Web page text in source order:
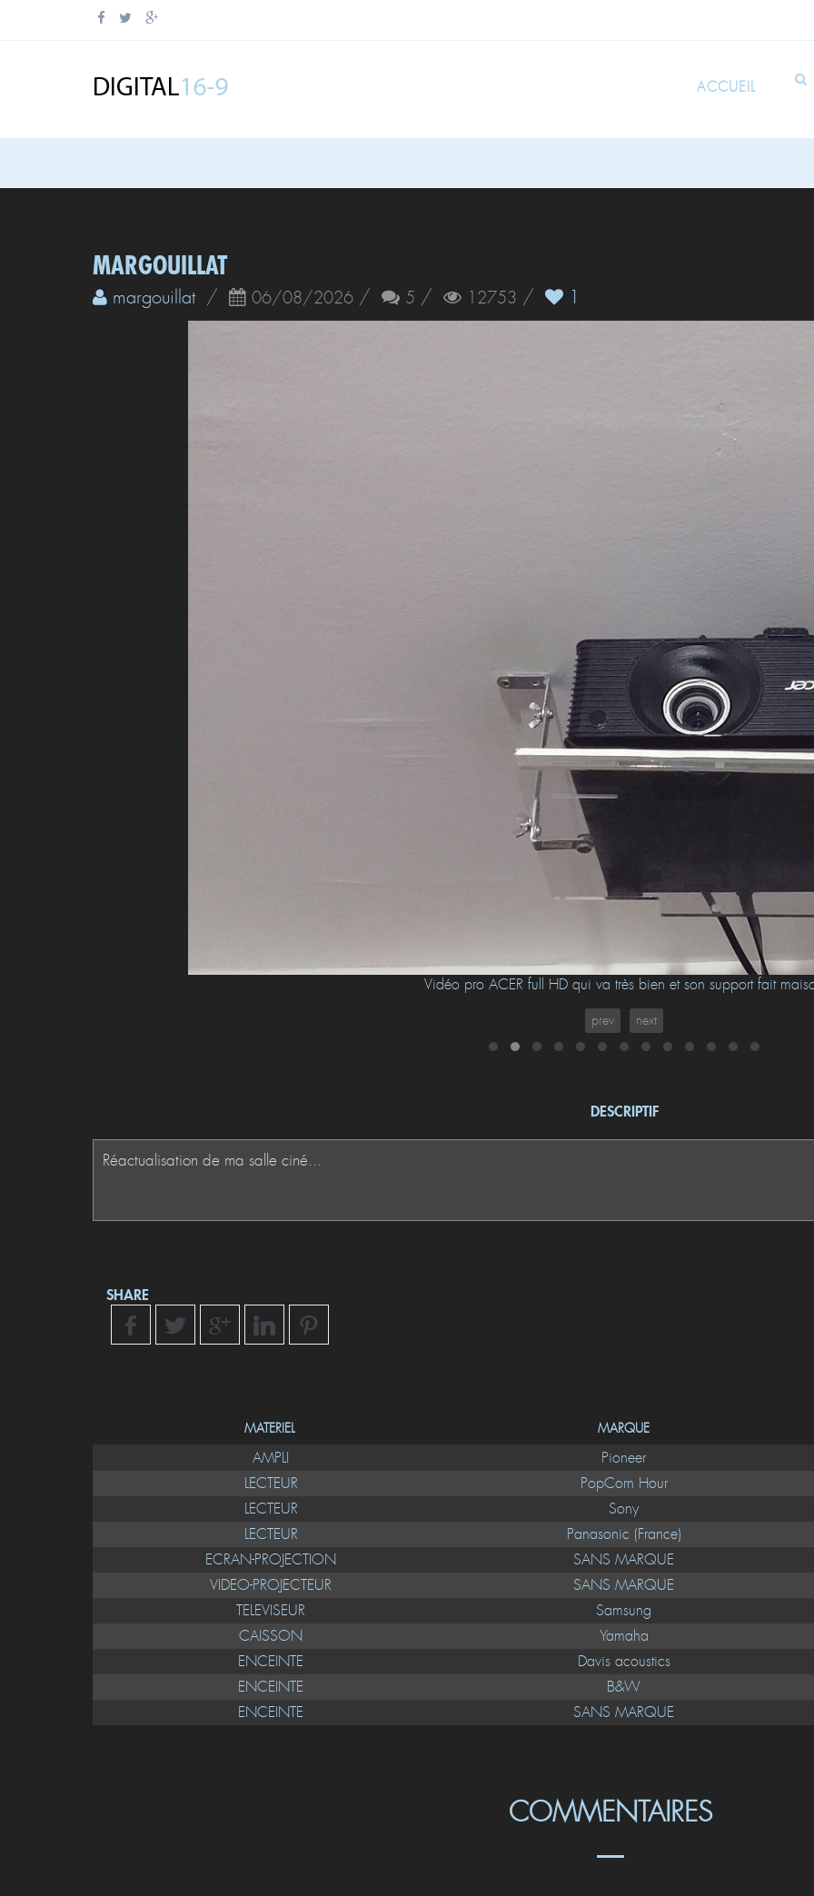
ACCUEIL
MARGOUILLAT
margouillat / 06/08/2026 / 5 / 12753 / 1
Vidéo pro ACER full HD qui va très bien et son support fait
prev next
DESCRIPTIF
SHARE
MATERIEL MARQUE
AMPLI
Pioneer
LECTEUR
PopCorn Hour
LECTEUR
Sony
LECTEUR
Panasonic (France)
ECRAN-PROJECTION
SANS MARQUE
VIDEO-PROJECTEUR
SANS MARQUE
TELEVISEUR
Samsung
CAISSON
Yamaha
ENCEINTE
Davis acoustics
ENCEINTE
B&W
ENCEINTE
SANS MARQUE
COMMENTAIRES